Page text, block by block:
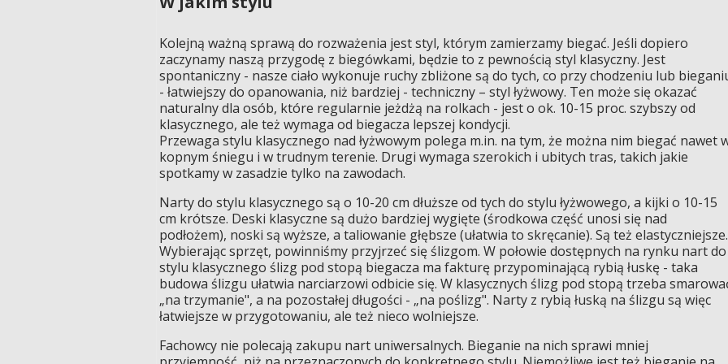
Kolejną ważną sprawą do rozważenia jest styl, którym zamierzamy biegać. Jeśli dopiero
zaczynamy naszą przygodę z biegówkami, będzie to z pewnością styl klasyczny. Jest
spontaniczny - nasze ciało wykonuje ruchy zbliżone są do tych, co przy chodzeniu lub
- łatwiejszy do opanowania, niż bardziej - techniczny – styl łyżwowy. Ten może się okazać
naturalny dla osób, które regularnie jeżdżą na rolkach - jest o ok. 10-15 proc. szybszy od
klasycznego, ale też wymaga od biegacza lepszej kondycji.
Przewaga stylu klasycznego nad łyżwowym polega m.in. na tym, że można nim biegać nawet
kopnym śniegu i w trudnym terenie. Drugi wymaga szerokich i ubitych tras, takich jakie
spotkamy w zasadzie tylko na zawodach.
Narty do stylu klasycznego są o 10-20 cm dłuższe od tych do stylu łyżwowego, a kijki o 10-15
cm krótsze. Deski klasyczne są dużo bardziej wygięte (środkowa część unosi się nad
podłożem), noski są wyższe, a taliowanie głębsze (ułatwia to skręcanie). Są też elastyczniejsze.
Wybierając sprzęt, powinniśmy przyjrzeć się ślizgom. W połowie dostępnych na rynku nart do
stylu klasycznego ślizg pod stopą biegacza ma fakturę przypominającą rybią łuskę - taka
budowa ślizgu ułatwia narciarzowi odbicie się. W klasycznych ślizg pod stopą trzeba
„na trzymanie", a na pozostałej długości - „na poślizg". Narty z rybią łuską na ślizgu są więc
łatwiejsze w przygotowaniu, ale też nieco wolniejsze.
Fachowcy nie polecają zakupu nart uniwersalnych. Bieganie na nich sprawi mniej